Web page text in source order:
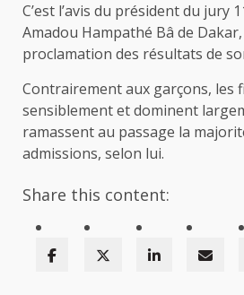
C’est l’avis du président du jury
Amadou Hampathé Bâ de
proclamation des résultats de
Contrairement aux garçons, les
sensiblement et dominent
ramassent au passage la
admissions, selon lui.
Share this content: